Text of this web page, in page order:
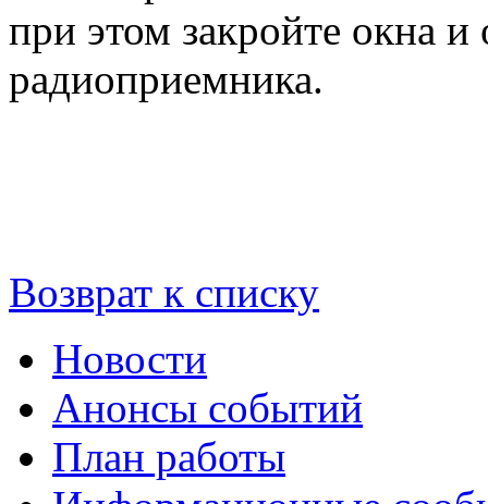
при этом закройте окна и
радиоприемника.
Возврат к списку
Новости
Анонсы событий
План работы